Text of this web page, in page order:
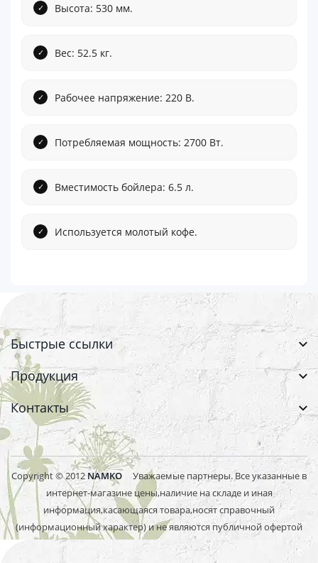
Высота: 530 мм.
Вес: 52.5 кг.
Рабочее напряжение: 220 В.
Потребляемая мощность: 2700 Вт.
Вместимость бойлера: 6.5 л.
Используется молотый кофе.
Быстрые ссылки
Продукция
Контакты
Copyright © 2012 NAMKO Уважаемые партнеры. Все указанные в
интернет-магазине цены,наличие на складе и иная
информация,касающаяся товара,носят справочный
(информационный характер) и не являются публичной офертой